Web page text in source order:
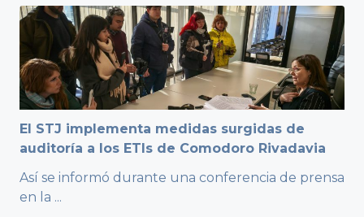
El STJ implementa medidas surgidas de
auditoría a los ETIs de Comodoro Rivadavia
Así se informó durante una conferencia de prensa
en la ...